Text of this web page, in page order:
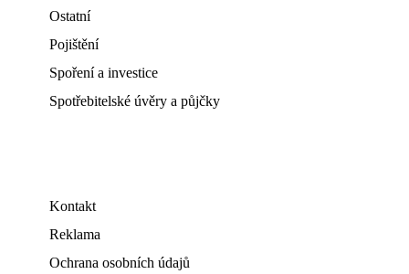
Ostatní
Pojištění
Spoření a investice
Spotřebitelské úvěry a půjčky
Kontakt
Reklama
Ochrana osobních údajů